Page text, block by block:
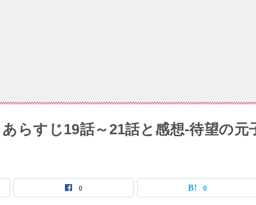
らすじ19話～21話と感想-待望の元
0 0